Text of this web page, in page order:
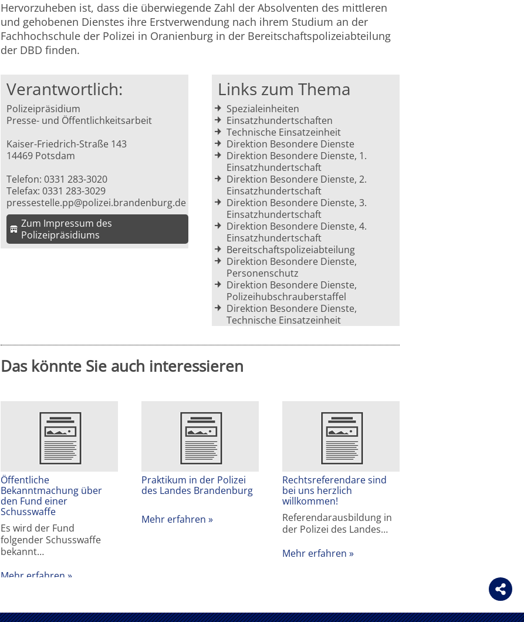
Hervorzuheben ist, dass die überwiegende Zahl der Absolventen des mittleren
und gehobenen Dienstes ihre Erstverwendung nach ihrem Studium an der
Fachhochschule der Polizei in Oranienburg in der Bereitschaftspolizeiabteilung
der DBD finden.
Verantwortlich:
Polizeipräsidium
Presse- und Öffentlichkeitsarbeit
Kaiser-Friedrich-Straße 143
14469 Potsdam
Telefon: 0331 283-3020
Telefax: 0331 283-3029
pressestelle.pp@polizei.brandenburg.de
Zum Impressum des
Polizeipräsidiums
Links zum Thema
Spezialeinheiten
Einsatzhundertschaften
Technische Einsatzeinheit
Direktion Besondere Dienste
Direktion Besondere Dienste, 1.
Einsatzhundertschaft
Direktion Besondere Dienste, 2.
Einsatzhundertschaft
Direktion Besondere Dienste, 3.
Einsatzhundertschaft
Direktion Besondere Dienste, 4.
Einsatzhundertschaft
Bereitschaftspolizeiabteilung
Direktion Besondere Dienste,
Personenschutz
Direktion Besondere Dienste,
Polizeihubschrauberstaffel
Direktion Besondere Dienste,
Technische Einsatzeinheit
Das könnte Sie auch interessieren
Öffentliche
Bekanntmachung über
den Fund einer
Schusswaffe
Es wird der Fund
folgender Schusswaffe
bekannt…
Mehr erfahren
Praktikum in der Polizei
des Landes Brandenburg
Mehr erfahren
Rechtsreferendare sind
bei uns herzlich
willkommen!
Referendarausbildung in
der Polizei des Landes…
Mehr erfahren